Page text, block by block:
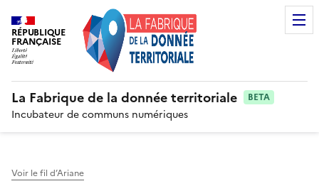
RÉPUBLIQUE
FRANÇAISE
La Fabrique de la donnée territoriale BETA
Incubateur de communs numériques
Voir le fil d’Ariane